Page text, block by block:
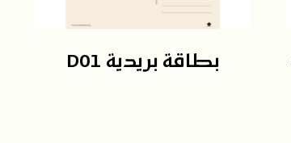
بطاقة بريدية D01